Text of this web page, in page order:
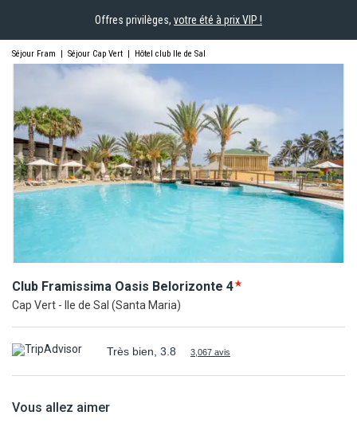
Offres privilèges, votre été à prix VIP !
Séjour Fram | Séjour Cap Vert | Hôtel club Ile de Sal
Club Framissima Oasis Belorizonte 4
Cap Vert - Ile de Sal (Santa Maria)
Très bien, 3.8 3,067 avis
Vous allez aimer